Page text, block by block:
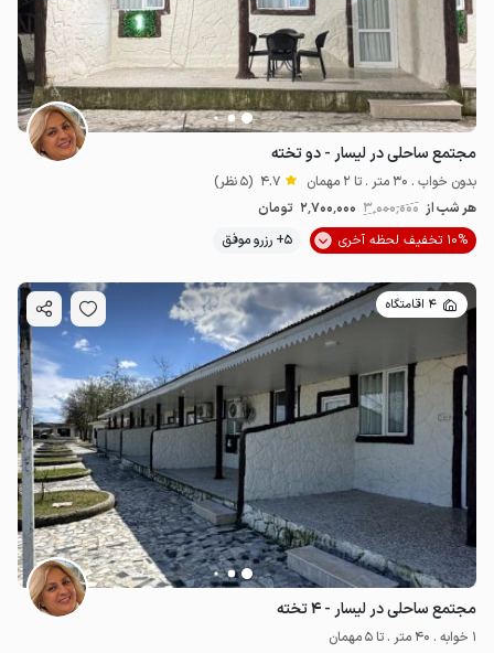
مجتمع ساحلی در لیسار - دو تخته
بدون خواب . 30 متر . تا 2 مهمان 4.7 (5 نظر)
هر شب از 3٬000٬000 2٬700٬000 تومان
10% تخفیف لحظه آخری
5+ رزرو موفق
4 اقامتگاه
مجتمع ساحلی در لیسار - ۴ تخته
1 خوابه . 40 متر . تا 5 مهمان